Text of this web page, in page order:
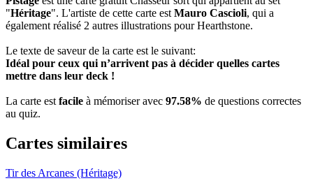
"Héritage". L'artiste de cette carte est Mauro Cascioli, qui a
également réalisé 2 autres illustrations pour Hearthstone.
Le texte de saveur de la carte est le suivant:
Idéal pour ceux qui n’arrivent pas à décider quelles cartes
mettre dans leur deck !
La carte est facile à mémoriser avec 97.58% de questions correctes
au quiz.
Cartes similaires
Tir des Arcanes (Héritage)